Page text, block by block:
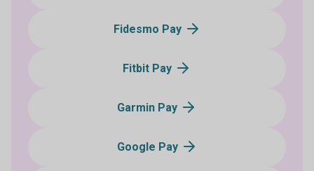
Fidesmo Pay
Fitbit Pay
Garmin Pay
Google Pay